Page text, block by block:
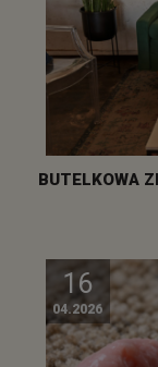
BUTELKOWA
16
04.2026